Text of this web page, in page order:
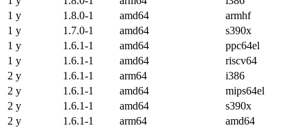
1 y
1.8.0-1 amd64 armhf
1 y
1.7.0-1 amd64 s390x
1 y
1.6.1-1 amd64 ppc64el
1 y
1.6.1-1 amd64 riscv64
2 y
1.6.1-1 arm64 i386
2 y
1.6.1-1 amd64 mips64el
2 y
1.6.1-1 amd64 s390x
2 y
1.6.1-1 arm64 amd64